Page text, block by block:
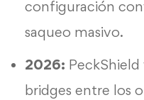
configuración
saqueo masivo.
2026: PeckShield
bridges entre los